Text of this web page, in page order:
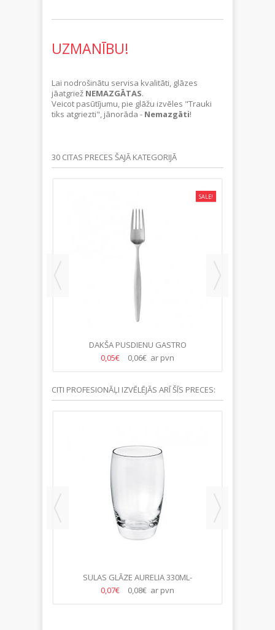
UZMANĪBU!
Lai nodrošinātu servisa kvalitāti, glāzes
jāatgriež NEMAZGĀTAS.
Veicot pasūtījumu, pie glāžu izvēles "Trauki
tiks atgriezti", jānorāda - Nemazgāti!
30 CITAS PRECES ŠAJĀ KATEGORIJĀ
SALE!
DAKŠA PUSDIENU GASTRO
0,05€
0,06€ ar pvn
CITI PROFESIONĀĻI IZVĒLĒJĀS ARĪ ŠĪS PRECES:
SULAS GLĀZE AURELIA 330ML-
(28.GB/KASTE)
0,07€ 0,08€ ar pvn